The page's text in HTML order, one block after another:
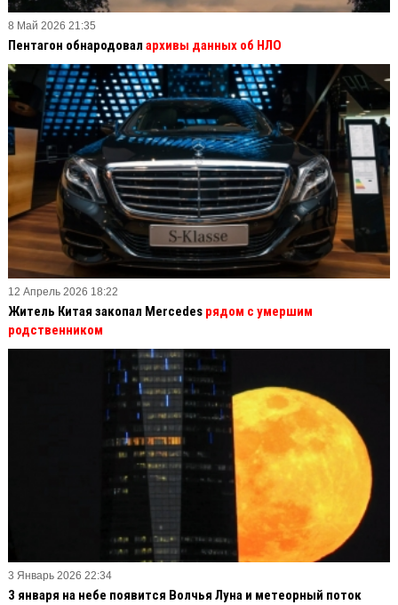
8 Май 2026 21:35
Пентагон обнародовал архивы данных об НЛО
12 Апрель 2026 18:22
Житель Китая закопал Mercedes рядом с умершим
родственником
3 Январь 2026 22:34
3 января на небе появится Волчья Луна и метеорный поток